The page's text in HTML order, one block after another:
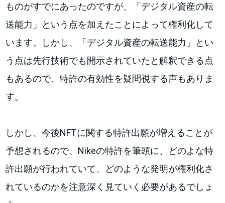
ものがすでにあったのですが、「デジタル資産の転
送能力」という点を加えたことによって権利化して
います。しかし、「デジタル資産の転送能力」とい
う点は先行技術でも開示されていたと解釈できる点
もあるので、特許の有効性を疑問視する声もありま
す。
しかし、今後NFTに関する特許出願が増えることが
予想されるので、Nikeの特許を筆頭に、どのよな特
許出願が行われていて、どのような発明が権利化さ
れているのかを注意深く見ていく必要があるでしょ